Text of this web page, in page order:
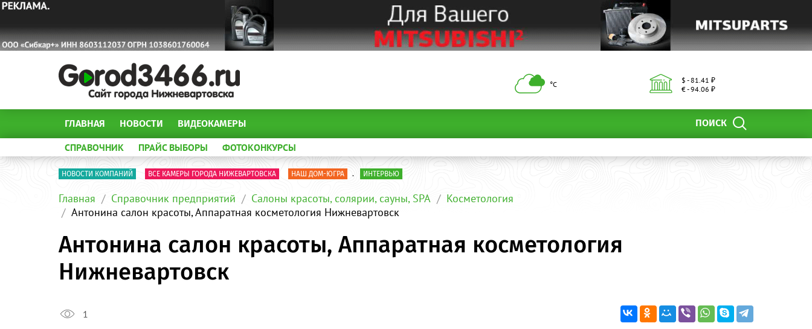
°С
$ - 81.41 ₽
€ - 94.06 ₽
ПОИСК
ГЛАВНАЯ НОВОСТИ ВИДЕОКАМЕРЫ
СПРАВОЧНИК ПРАЙС ВЫБОРЫ ФОТОКОНКУРСЫ
НОВОСТИ КОМПАНИЙ ВСЕ КАМЕРЫ ГОРОДА НИЖЕВАРТОВСКА НАШ ДОМ-ЮГРА . ИНТЕРВЬЮ
Главная Справочник предприятий Салоны красоты, солярии, сауны, SPA
Косметология
Антонина салон красоты, Аппаратная косметология Нижневартовск
Антонина салон красоты, Аппаратная косметология
Нижневартовск
1